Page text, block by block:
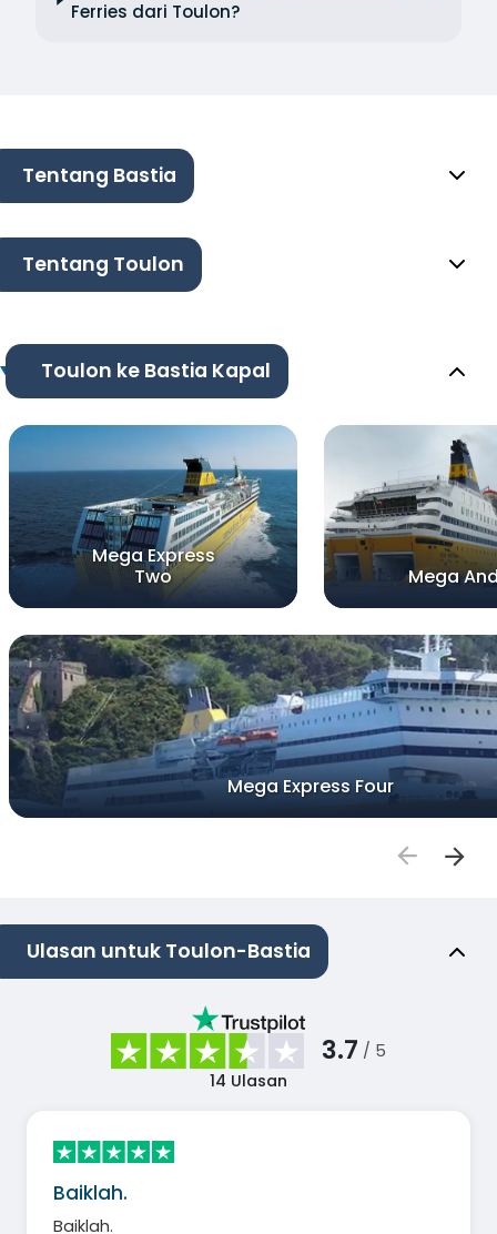
Ferries dari Toulon?
Tentang Bastia
Tentang Toulon
Toulon ke Bastia Kapal
Mega Express
Two
Mega
Mega Express Four
Ulasan untuk Toulon-Bastia
3.7 / 5
14 Ulasan
Baiklah.
Baiklah.